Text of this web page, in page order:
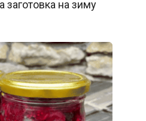
заготовка на зиму